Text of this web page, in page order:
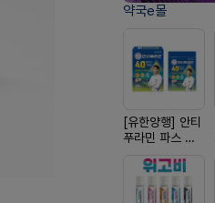
약국e몰
[유한양행] 안티
푸라민 파스 시